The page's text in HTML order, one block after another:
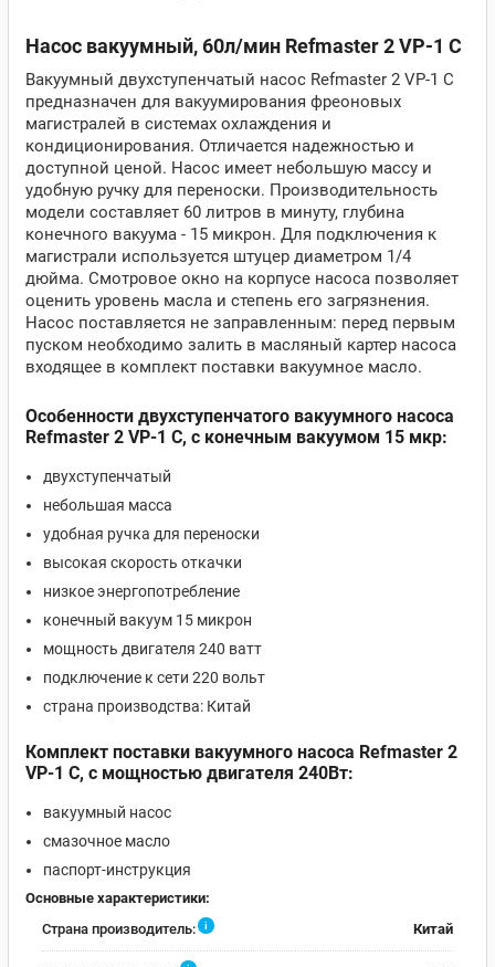
Насос вакуумный, 60л/мин Refmaster 2 VP-1 C
Вакуумный двухступенчатый насос Refmaster 2 VP-1 C
предназначен для вакуумирования фреоновых
магистралей в системах охлаждения и
кондиционирования. Отличается надежностью и
доступной ценой. Насос имеет небольшую массу и
удобную ручку для переноски. Производительность
модели составляет 60 литров в минуту, глубина
конечного вакуума - 15 микрон. Для подключения к
магистрали используется штуцер диаметром 1/4
дюйма. Смотровое окно на корпусе насоса позволяет
оценить уровень масла и степень его загрязнения.
Насос поставляется не заправленным: перед первым
пуском необходимо залить в масляный картер насоса
входящее в комплект поставки вакуумное масло.
Особенности двухступенчатого вакуумного насоса
Refmaster 2 VP-1 C, с конечным вакуумом 15 мкр:
двухступенчатый
небольшая масса
удобная ручка для переноски
высокая скорость откачки
низкое энергопотребление
конечный вакуум 15 микрон
мощность двигателя 240 ватт
подключение к сети 220 вольт
страна производства: Китай
Комплект поставки вакуумного насоса Refmaster 2
VP-1 C, с мощностью двигателя 240Вт:
вакуумный насос
смазочное масло
паспорт-инструкция
Основные характеристики:
Страна производитель:
i Китай